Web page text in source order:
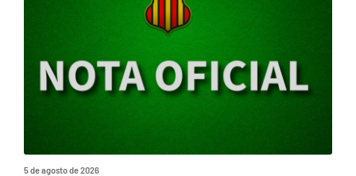
5 de agosto de 2026